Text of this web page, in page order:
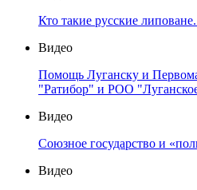
Кто такие русские
Видео
Помощь Луганску и
"Ратибор" и РОО
Видео
Союзное государство и
Видео